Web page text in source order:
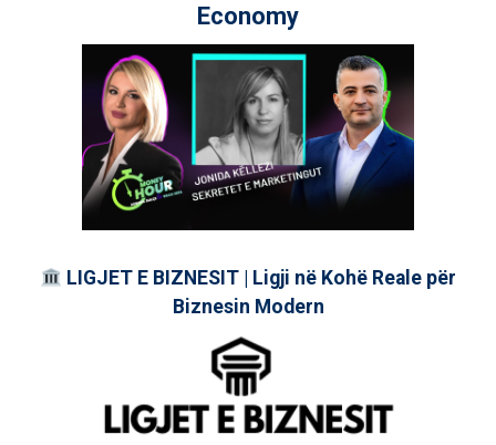
Economy
LIGJET E BIZNESIT | Ligji në Kohë Reale për
Biznesin Modern